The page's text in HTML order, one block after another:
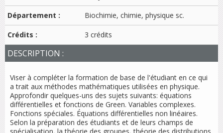
Département : Biochimie, chimie, physique sc.
Crédits : 3 crédits
DESCRIPTION :
Viser à compléter la formation de base de l'étudiant en ce qui
a trait aux méthodes mathématiques utilisées en physique.
Approfondir quelques-uns des sujets suivants: équations
différentielles et fonctions de Green. Variables complexes.
Fonctions spéciales. Équations différentielles non linéaires.
Selon la préparation des étudiants et de leurs champs de